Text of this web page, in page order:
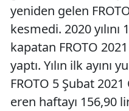
yeniden gelen
kesmedi. 2020
kapatan FROTO
yaptı. Yılın ilk ayını
FROTO 5 Şubat
eren haftayı 156,90